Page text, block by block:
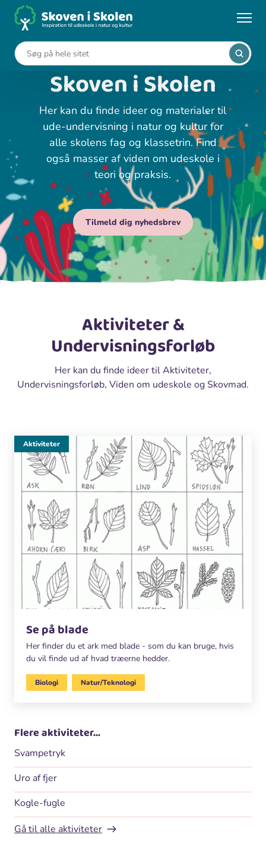
Velkommen til
Skoven i Skolen
Her kan du finde ideer og materialer til
ude-undervisning i natur og kultur for
alle skolens fag og klassetrin. Find
også masser af viden om udeskole i
teori og praksis.
Tilmeld dig nyhedsbrev
Aktiviteter &
Undervisningsforløb
Her kan du finde ideer til Aktiviteter,
Undervisningsforløb, Viden om udeskole og Skovmad.
Se på blade
Her finder du et ark med blade - som du kan bruge, hvis
du vil finde ud af hvad træerne hedder.
Aktiviteter
Biologi Natur/Teknologi
Flere aktiviteter...
Svampetryk
Uro af fjer
Kogle-fugle
Gå til alle aktiviteter